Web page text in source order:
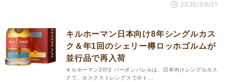
2020/09/21
キルホーマン日本向け8年シングルカス
ク＆年1回のシェリー樽ロッホゴルムが
並行品で再入荷
キルホーマン2012 バーボンバレルは、日本向けシングルカス
クで、カスクストレングスでボト...